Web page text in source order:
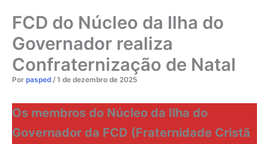
FCD do Núcleo da Ilha do
Governador realiza
Confraternização de Natal
Por pasped / 1 de dezembro de 2025
Os membros do Núcleo da Ilha do
Governador da FCD (Fraternidade Cristã